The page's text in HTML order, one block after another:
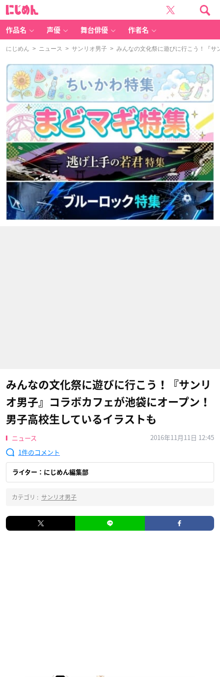
作品名 声優 舞台俳優 作者名
にじめん > ニュース > サンリオ男子 > みんなの文化祭に遊びに行こう！『サ
みんなの文化祭に遊びに行こう！『サンリ
オ男子』コラボカフェが池袋にオープン！
男子高校生しているイラストも
ニュース
2016年11月11日 12:45
1
ライター：にじめん編集部
カテゴリ : サンリオ男子